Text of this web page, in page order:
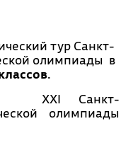
тур Санкт-
олимпиады в
.
XXI Санкт-
олимпиады